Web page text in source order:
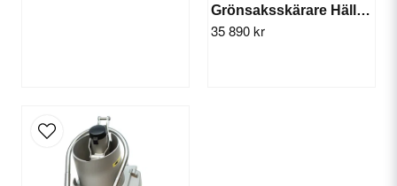
Grönsaksskärare Hällde RG-250 diwash 3-fas
35 890 kr